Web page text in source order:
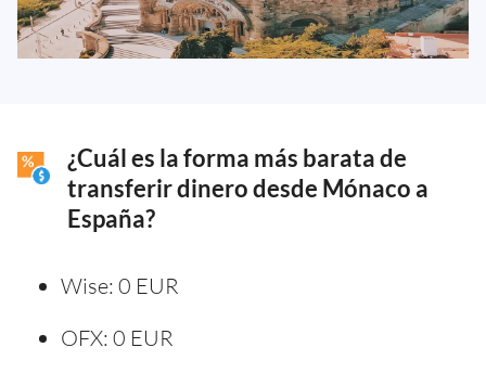
¿Cuál es la forma más barata de
transferir dinero desde Mónaco a
España?
Wise: 0 EUR
OFX: 0 EUR